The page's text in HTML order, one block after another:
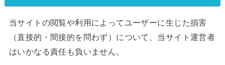
当サイトの閲覧や利用によってユーザーに生じた損害
（直接的・間接的を問わず）について、当サイト運営者
はいかなる責任も負いません。